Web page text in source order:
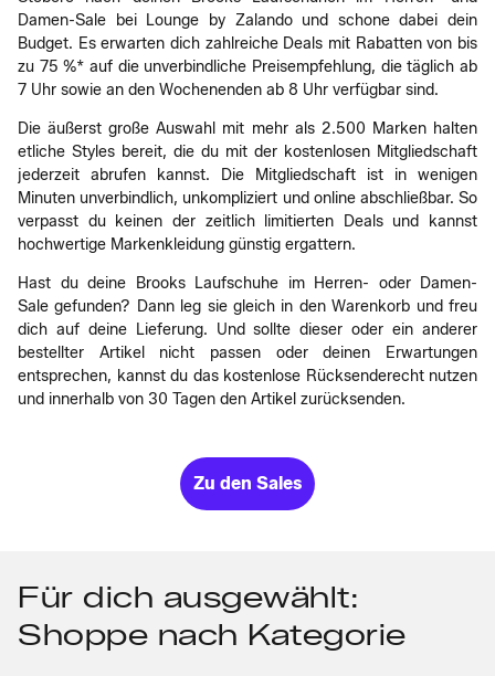
Damen-Sale bei Lounge by Zalando und schone dabei dein
Budget. Es erwarten dich zahlreiche Deals mit Rabatten von bis
zu 75 %* auf die unverbindliche Preisempfehlung, die täglich ab
7 Uhr sowie an den Wochenenden ab 8 Uhr verfügbar sind.
Die äußerst große Auswahl mit mehr als 2.500 Marken halten
etliche Styles bereit, die du mit der kostenlosen Mitgliedschaft
jederzeit abrufen kannst. Die Mitgliedschaft ist in wenigen
Minuten unverbindlich, unkompliziert und online abschließbar. So
verpasst du keinen der zeitlich limitierten Deals und kannst
hochwertige Markenkleidung günstig ergattern.
Hast du deine Brooks Laufschuhe im Herren- oder Damen-
Sale gefunden? Dann leg sie gleich in den Warenkorb und freu
dich auf deine Lieferung. Und sollte dieser oder ein anderer
bestellter Artikel nicht passen oder deinen Erwartungen
entsprechen, kannst du das kostenlose Rücksenderecht nutzen
und innerhalb von 30 Tagen den Artikel zurücksenden.
Zu den Sales
Für dich ausgewählt:
Shoppe nach Kategorie